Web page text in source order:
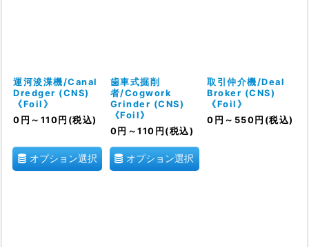
運河浚渫機/Canal
Dredger (CNS)
《Foil》
0 円 ～110 円 (税込)
オプション選択
歯車式掘削
者/Cogwork
Grinder (CNS)
《Foil》
0 円 ～110 円 (税込)
オプション選択
取引仲介機/Deal
Broker (CNS)
《Foil》
0 円 ～550 円 (税込)